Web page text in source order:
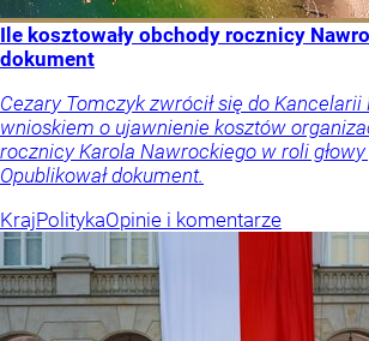
Ile kosztowały obchody rocznicy
dokument
Cezary Tomczyk zwrócił się do Kancelarii
wnioskiem o ujawnienie kosztów
rocznicy Karola Nawrockiego w roli
Opublikował dokument.
KrajPolitykaOpinie i komentarze